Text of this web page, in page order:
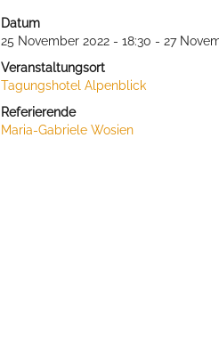
Datum
25 November 2022 - 18:30 - 27
Veranstaltungsort
Tagungshotel Alpenblick
Referierende
Maria-Gabriele Wosien